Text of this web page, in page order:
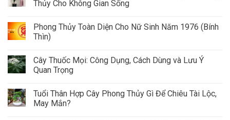
Thủy Cho Không Gian Sống
Phong Thủy Toàn Diện Cho Nữ Sinh Năm 1976 (Bính
Thìn)
Cây Thuốc Mọi: Công Dụng, Cách Dùng và Lưu Ý
Quan Trọng
Tuổi Thân Hợp Cây Phong Thủy Gì Để Chiêu Tài Lộc,
May Mắn?